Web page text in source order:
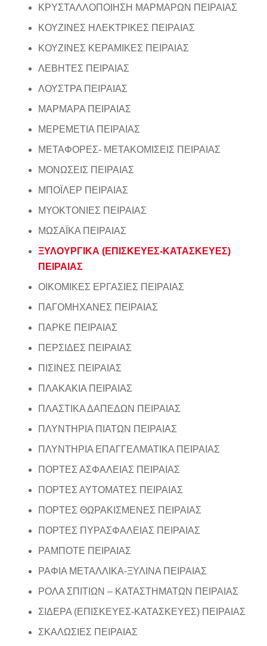
ΚΡΥΣΤΑΛΛΟΠΟΙΗΣΗ ΜΑΡΜΑΡΩΝ ΠΕΙΡΑΙΑΣ
ΚΟΥΖΙΝΕΣ ΗΛΕΚΤΡΙΚΕΣ ΠΕΙΡΑΙΑΣ
ΚΟΥΖΙΝΕΣ ΚΕΡΑΜΙΚΕΣ ΠΕΙΡΑΙΑΣ
ΛΕΒΗΤΕΣ ΠΕΙΡΑΙΑΣ
ΛΟΥΣΤΡΑ ΠΕΙΡΑΙΑΣ
ΜΑΡΜΑΡΑ ΠΕΙΡΑΙΑΣ
ΜΕΡΕΜΕΤΙΑ ΠΕΙΡΑΙΑΣ
ΜΕΤΑΦΟΡΕΣ- ΜΕΤΑΚΟΜΙΣΕΙΣ ΠΕΙΡΑΙΑΣ
ΜΟΝΩΣΕΙΣ ΠΕΙΡΑΙΑΣ
ΜΠΟΪΛΕΡ ΠΕΙΡΑΙΑΣ
ΜΥΟΚΤΟΝΙΕΣ ΠΕΙΡΑΙΑΣ
ΜΩΣΑΪΚΑ ΠΕΙΡΑΙΑΣ
ΞΥΛΟΥΡΓΙΚΑ (ΕΠΙΣΚΕΥΕΣ-ΚΑΤΑΣΚΕΥΕΣ)
ΠΕΙΡΑΙΑΣ
ΟΙΚΟΜΙΚΕΣ ΕΡΓΑΣΙΕΣ ΠΕΙΡΑΙΑΣ
ΠΑΓΟΜΗΧΑΝΕΣ ΠΕΙΡΑΙΑΣ
ΠΑΡΚΕ ΠΕΙΡΑΙΑΣ
ΠΕΡΣΙΔΕΣ ΠΕΙΡΑΙΑΣ
ΠΙΣΙΝΕΣ ΠΕΙΡΑΙΑΣ
ΠΛΑΚΑΚΙΑ ΠΕΙΡΑΙΑΣ
ΠΛΑΣΤΙΚΑ ΔΑΠΕΔΩΝ ΠΕΙΡΑΙΑΣ
ΠΛΥΝΤΗΡΙΑ ΠΙΑΤΩΝ ΠΕΙΡΑΙΑΣ
ΠΛΥΝΤΗΡΙΑ ΕΠΑΓΓΕΛΜΑΤΙΚΑ ΠΕΙΡΑΙΑΣ
ΠΟΡΤΕΣ ΑΣΦΑΛΕΙΑΣ ΠΕΙΡΑΙΑΣ
ΠΟΡΤΕΣ ΑΥΤΟΜΑΤΕΣ ΠΕΙΡΑΙΑΣ
ΠΟΡΤΕΣ ΘΩΡΑΚΙΣΜΕΝΕΣ ΠΕΙΡΑΙΑΣ
ΠΟΡΤΕΣ ΠΥΡΑΣΦΑΛΕΙΑΣ ΠΕΙΡΑΙΑΣ
ΡΑΜΠΟΤΕ ΠΕΙΡΑΙΑΣ
ΡΑΦΙΑ ΜΕΤΑΛΛΙΚΑ-ΞΥΛΙΝΑ ΠΕΙΡΑΙΑΣ
ΡΟΛΑ ΣΠΙΤΙΩΝ – ΚΑΤΑΣΤΗΜΑΤΩΝ ΠΕΙΡΑΙΑΣ
ΣΙΔΕΡΑ (ΕΠΙΣΚΕΥΕΣ-ΚΑΤΑΣΚΕΥΕΣ) ΠΕΙΡΑΙΑΣ
ΣΚΑΛΩΣΙΕΣ ΠΕΙΡΑΙΑΣ